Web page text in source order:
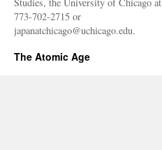
773-702-2715 or
japanatchicago@uchicago.edu.
The Atomic Age